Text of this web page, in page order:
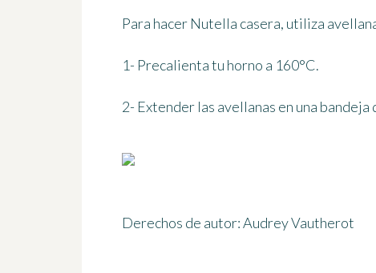
Para hacer Nutella casera, utiliza
1- Precalienta tu horno a 160°C.
2- Extender las avellanas en una bandeja
Derechos de autor: Audrey Vautherot